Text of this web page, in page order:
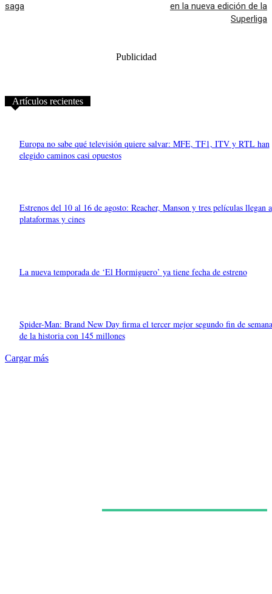
saga
en la nueva edición de la
Superliga
Publicidad
Artículos recientes
Europa no sabe qué televisión quiere salvar: MFE, TF1, ITV y RTL han
elegido caminos casi opuestos
Estrenos del 10 al 16 de agosto: Reacher, Manson y tres películas llegan a
plataformas y cines
La nueva temporada de ‘El Hormiguero’ ya tiene fecha de estreno
Spider-Man: Brand New Day firma el tercer mejor segundo fin de semana
de la historia con 145 millones
Cargar más